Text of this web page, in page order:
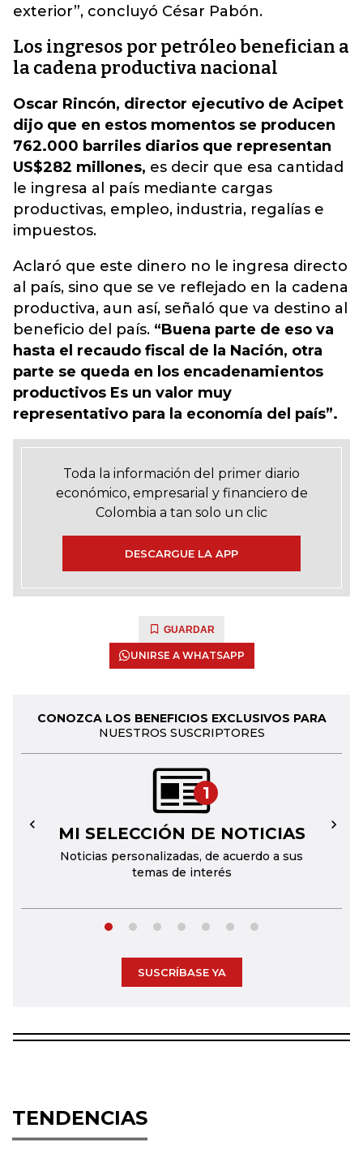
exterior”, concluyó César Pabón.
Los ingresos por petróleo benefician a
la cadena productiva nacional
Oscar Rincón, director ejecutivo de Acipet
dijo que en estos momentos se producen
762.000 barriles diarios que representan
US$282 millones, es decir que esa cantidad
le ingresa al país mediante cargas
productivas, empleo, industria, regalías e
impuestos.
Aclaró que este dinero no le ingresa directo
al país, sino que se ve reflejado en la cadena
productiva, aun así, señaló que va destino al
beneficio del país. “Buena parte de eso va
hasta el recaudo fiscal de la Nación, otra
parte se queda en los encadenamientos
productivos Es un valor muy
representativo para la economía del país”.
Toda la información del primer diario
económico, empresarial y financiero de
Colombia a tan solo un clic
DESCARGUE LA APP
GUARDAR
UNIRSE A WHATSAPP
CONOZCA LOS BENEFICIOS EXCLUSIVOS PARA
NUESTROS SUSCRIPTORES
1
MI SELECCIÓN DE NOTICIAS
Noticias personalizadas, de acuerdo a sus
temas de interés
← →
SUSCRÍBASE YA
TENDENCIAS